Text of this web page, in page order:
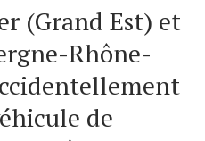
(Grand Est) et
Rhône-
de